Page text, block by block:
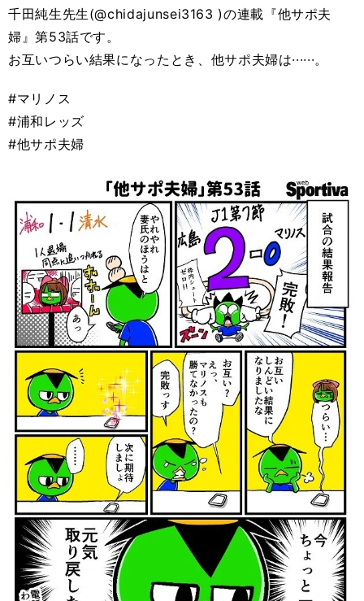
千田純生先生(@chidajunsei3163 )の連載『他サポ夫
婦』第53話です。
お互いつらい結果になったとき、他サポ夫婦は······。
#マリノス
#浦和レッズ
#他サポ夫婦